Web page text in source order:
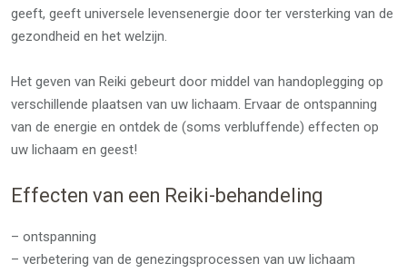
geeft, geeft universele levensenergie door ter versterking van de
gezondheid en het welzijn.
Het geven van Reiki gebeurt door middel van handoplegging op
verschillende plaatsen van uw lichaam. Ervaar de ontspanning
van de energie en ontdek de (soms verbluffende) effecten op
uw lichaam en geest!
Effecten van een Reiki-behandeling
– ontspanning
– verbetering van de genezingsprocessen van uw lichaam